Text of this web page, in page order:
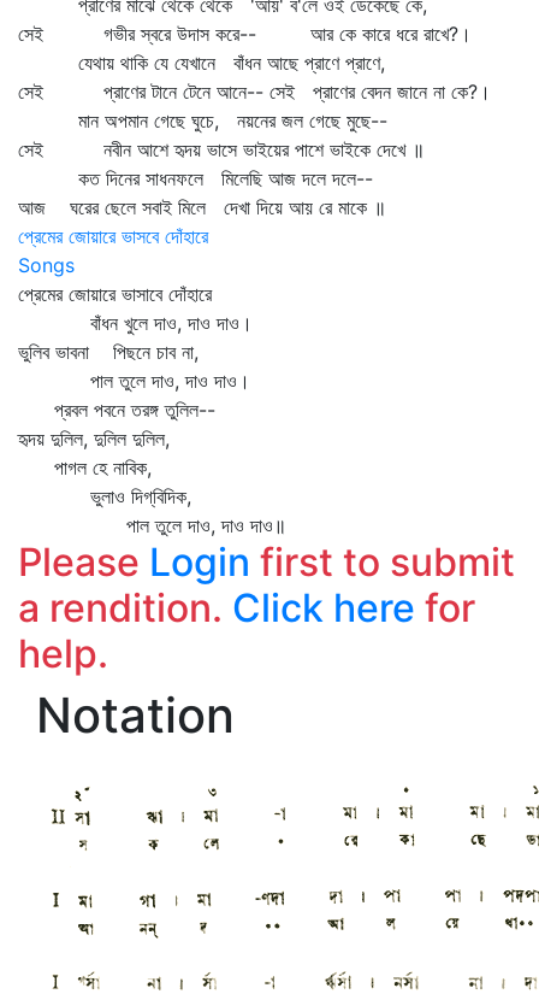
প্রাণের মাঝে থেকে থেকে 'আয়' ব'লে ওই ডেকেছে কে,
সেই গভীর স্বরে উদাস করে-- আর কে কারে ধরে রাখে?।
যেথায় থাকি যে যেখানে বাঁধন আছে প্রাণে প্রাণে,
সেই প্রাণের টানে টেনে আনে-- সেই প্রাণের বেদন জানে না কে?।
মান অপমান গেছে ঘুচে, নয়নের জল গেছে মুছে--
সেই নবীন আশে হৃদয় ভাসে ভাইয়ের পাশে ভাইকে দেখে ॥
কত দিনের সাধনফলে মিলেছি আজ দলে দলে--
আজ ঘরের ছেলে সবাই মিলে দেখা দিয়ে আয় রে মাকে ॥
প্রেমের জোয়ারে ভাসবে দোঁহারে
Songs
প্রেমের জোয়ারে ভাসাবে দোঁহারে
বাঁধন খুলে দাও, দাও দাও।
ভুলিব ভাবনা পিছনে চাব না,
পাল তুলে দাও, দাও দাও।
প্রবল পবনে তরঙ্গ তুলিল--
হৃদয় দুলিল, দুলিল দুলিল,
পাগল হে নাবিক,
ভুলাও দিগ্‌বিদিক,
পাল তুলে দাও, দাও দাও॥
Please Login first to submit
a rendition. Click here for
help.
Notation